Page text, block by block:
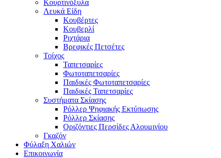
Κουρτινόξυλα
Λευκά Είδη
Κουβέρτες
Κουβερλί
Ριχτάρια
Βρεφικές Πετσέτες
Τοίχος
Ταπετσαρίες
Φωτοταπετσαρίες
Παιδικές Φωτοταπετσαρίες
Παιδικές Ταπετσαρίες
Συστήματα Σκίασης
Ρόλλερ Ψηφιακής Εκτύπωσης
Ρόλλερ Σκίασης
Οριζόντιες Περσίδες Αλουμινίου
Γκαζόν
Φύλαξη Χαλιών
Επικοινωνία